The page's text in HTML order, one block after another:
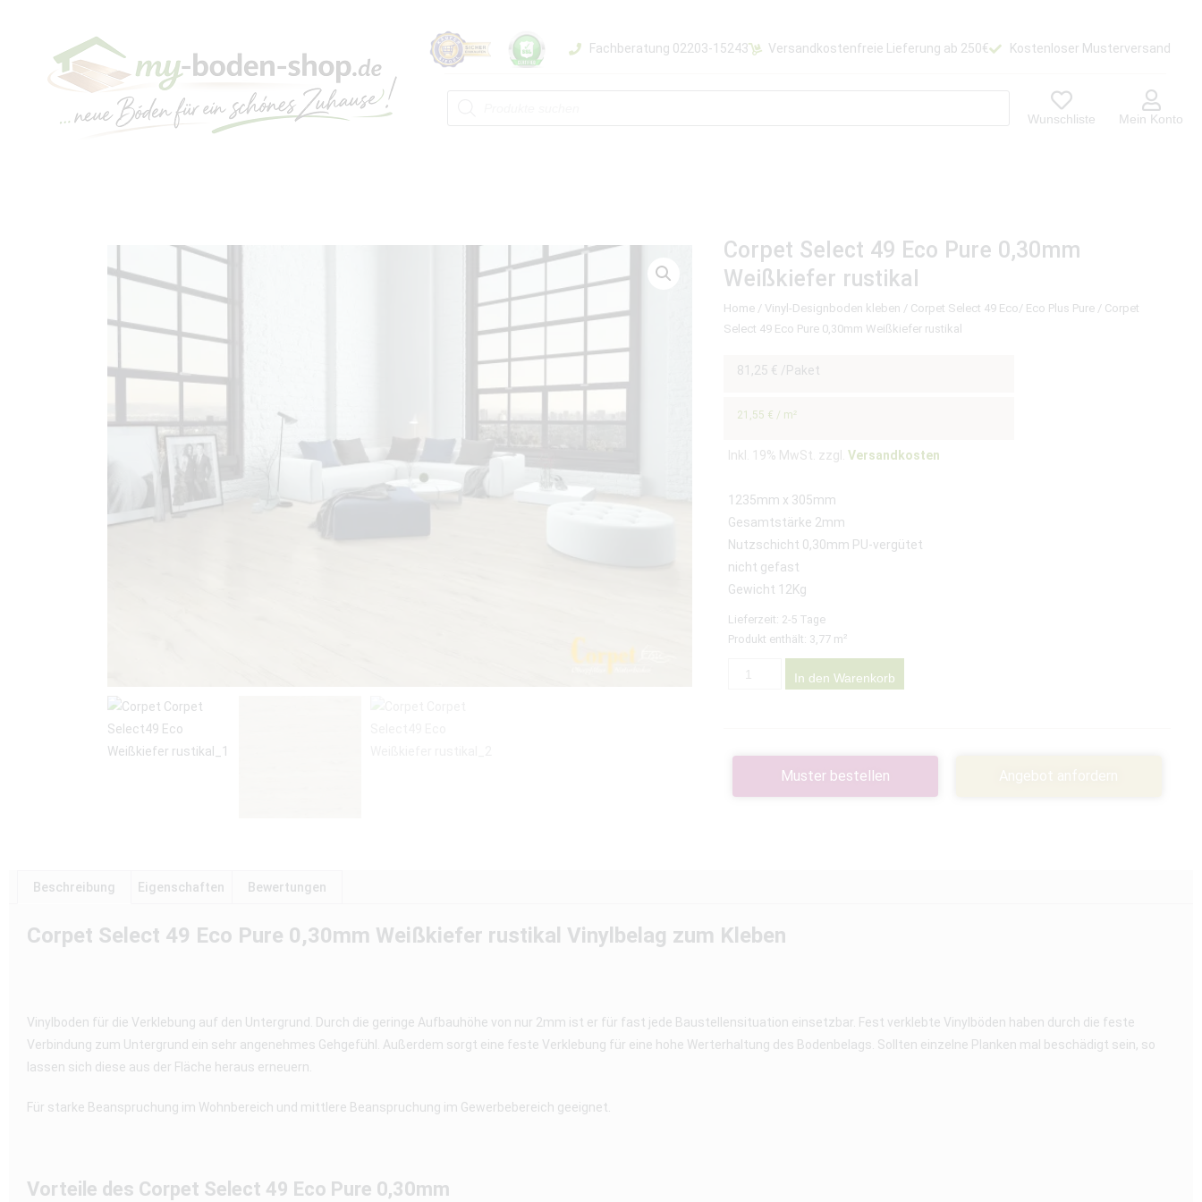
Fachberatung 02203-15243 Versandkostenfreie Lieferung ab 250€ Kostenloser Musterversand
Wunschliste Mein Konto
Corpet Select 49 Eco Pure 0,30mm
Weißkiefer rustikal
Home / Vinyl-Designboden kleben / Corpet Select 49 Eco/ Eco Plus Pure / Corpet
Select 49 Eco Pure 0,30mm Weißkiefer rustikal
81,25 € /Paket
21,55 € / m²
Inkl. 19% MwSt. zzgl.Versandkosten
1235mm x 305mm
Gesamtstärke 2mm
Nutzschicht 0,30mm PU-vergütet
nicht gefast
Gewicht 12Kg
Lieferzeit: 2-5 Tage
Produkt enthält: 3,77 m²
In den Warenkorb
Muster bestellen Angebot anfordern
Beschreibung Eigenschaften Bewertungen
Corpet Select 49 Eco Pure 0,30mm Weißkiefer rustikal Vinylbelag zum Kleben
Vinylboden für die Verklebung auf den Untergrund. Durch die geringe Aufbauhöhe von nur 2mm ist er für fast jede Baustellensituation einsetzbar. Fest verklebte Vinylböden haben durch die feste
Verbindung zum Untergrund ein sehr angenehmes Gehgefühl. Außerdem sorgt eine feste Verklebung für eine hohe Werterhaltung des Bodenbelags. Sollten einzelne Planken mal beschädigt sein, so
lassen sich diese aus der Fläche heraus erneuern.
Für starke Beanspruchung im Wohnbereich und mittlere Beanspruchung im Gewerbebereich geeignet.
Vorteile des Corpet Select 49 Eco Pure 0,30mm